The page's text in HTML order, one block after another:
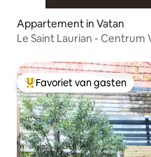
Appartement in Vatan
Le Saint Laurian - Centrum
Topfavoriet van gasten
Favoriet van gasten